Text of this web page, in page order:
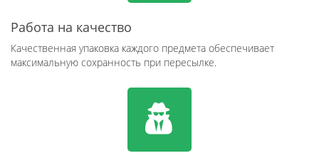
Работа на качество
Качественная упаковка каждого предмета обеспечивает
максимальную сохранность при пересылке.